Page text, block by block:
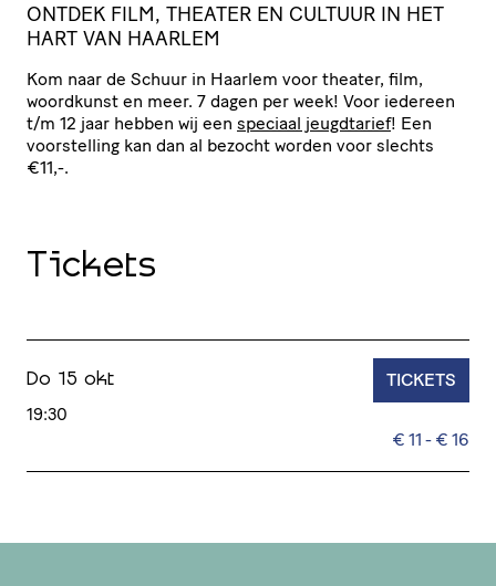
ONTDEK FILM, THEATER EN CULTUUR IN HET
HART VAN HAARLEM
Kom naar de Schuur in Haarlem voor theater, film,
woordkunst en meer. 7 dagen per week! Voor iedereen
t/​m 12 jaar hebben wij een speciaal jeugdtarief! Een
voor­stel­ling kan dan al bezocht worden voor slechts
€11,-.
Tickets
Do 15 okt
19:30
€ 11 - € 16
TICKETS